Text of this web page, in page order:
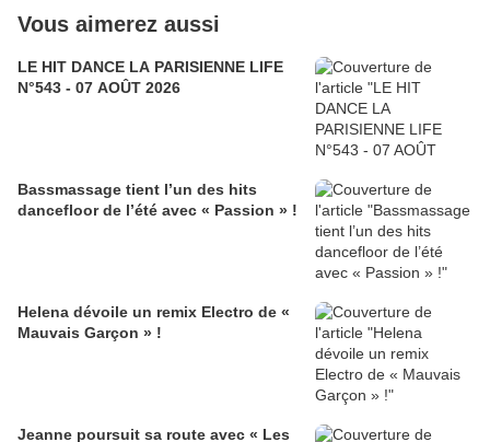
Vous aimerez aussi
LE HIT DANCE LA PARISIENNE LIFE
N°543 - 07 AOÛT 2026
Bassmassage tient l’un des hits
dancefloor de l’été avec « Passion » !
Helena dévoile un remix Electro de «
Mauvais Garçon » !
Jeanne poursuit sa route avec « Les